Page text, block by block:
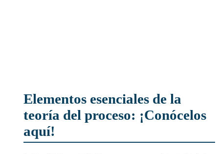
Elementos esenciales de la
teoría del proceso: ¡Conócelos
aquí!